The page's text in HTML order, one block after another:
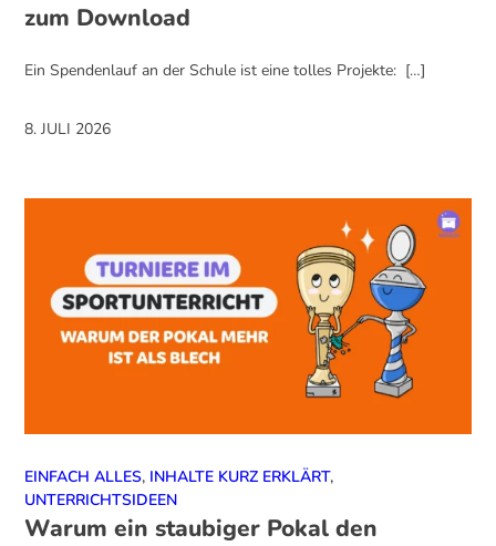
zum Download
Ein Spendenlauf an der Schule ist eine tolles Projekte: […]
8. JULI 2026
EINFACH ALLES, INHALTE KURZ ERKLÄRT,
UNTERRICHTSIDEEN
Warum ein staubiger Pokal den